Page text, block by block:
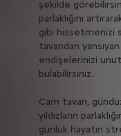
şekilde
parlaklığını
gibi hissetmenizi
tavandan
endişelerinizi
bulabilirsiniz.
Cam tavan,
yıldızların
günlük hayatın